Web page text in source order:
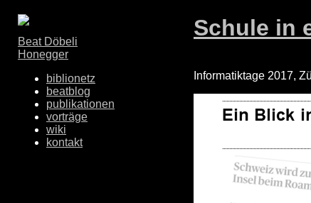
Schule in
Informatiktage 2017,
Beat Döbeli
Honegger
biblionetz
beatblog
publikationen
vorträge
wiki
kontakt